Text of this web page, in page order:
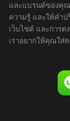
และแบรนด์ของคุ
ความรู้ และให้คำป
เว็บไซต์ และการ
เราอยากให้คุณใส่